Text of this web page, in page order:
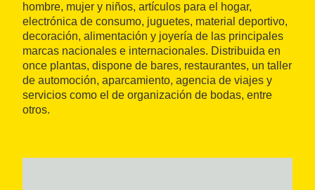
hombre, mujer y niños, artículos para el hogar,
electrónica de consumo, juguetes, material deportivo,
decoración, alimentación y joyería de las principales
marcas nacionales e internacionales. Distribuida en
once plantas, dispone de bares, restaurantes, un taller
de automoción, aparcamiento, agencia de viajes y
servicios como el de organización de bodas, entre
otros.